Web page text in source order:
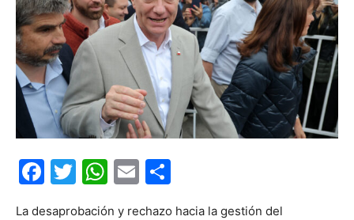
Facebook
Twitter
WhatsApp
Email
La desaprobación y rechazo hacia la gestión del